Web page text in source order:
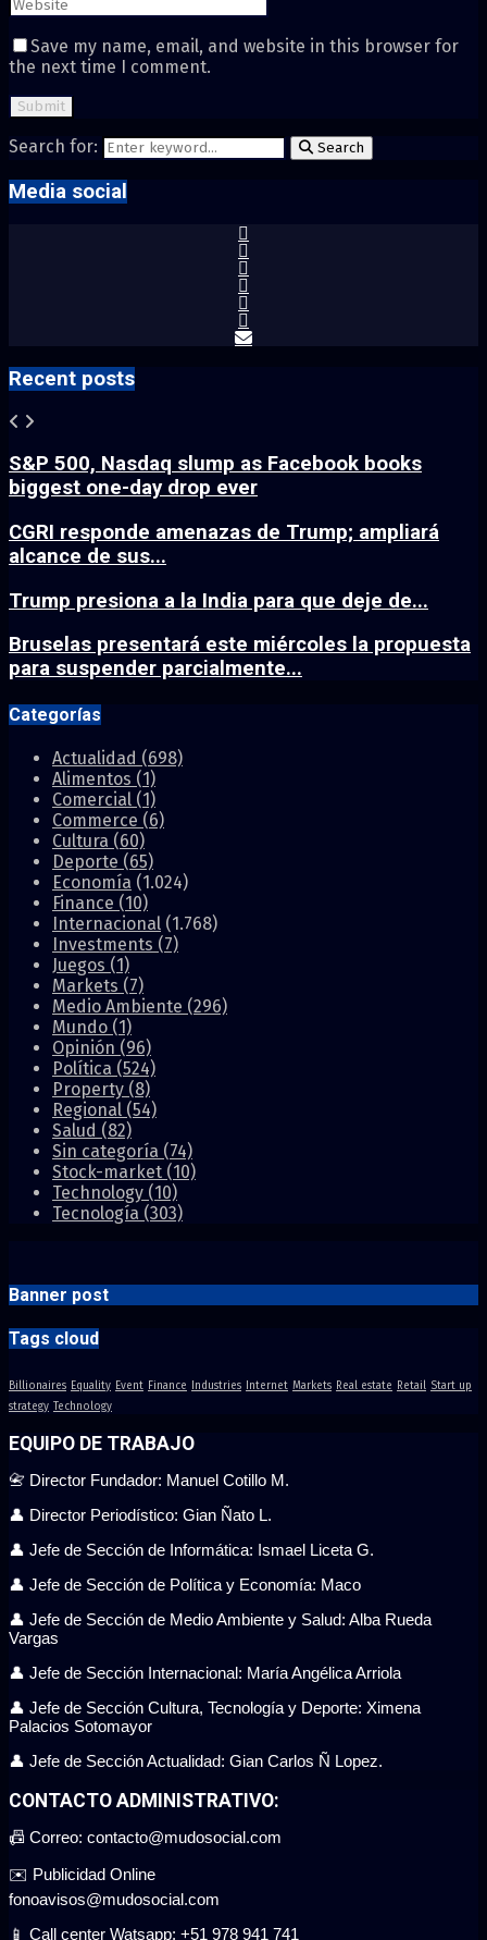
Save my name, email, and website in this browser for
the next time I comment.
Search for: Search
Media social
Recent posts
S&P 500, Nasdaq slump as Facebook books
biggest one-day drop ever
CGRI responde amenazas de Trump; ampliará
alcance de sus...
Trump presiona a la India para que deje de...
Bruselas presentará este miércoles la propuesta
para suspender parcialmente...
Categorías
Actualidad (698)
Alimentos (1)
Comercial (1)
Commerce (6)
Cultura (60)
Deporte (65)
Economía (1.024)
Finance (10)
Internacional (1.768)
Investments (7)
Juegos (1)
Markets (7)
Medio Ambiente (296)
Mundo (1)
Opinión (96)
Política (524)
Property (8)
Regional (54)
Salud (82)
Sin categoría (74)
Stock-market (10)
Technology (10)
Tecnología (303)
Banner post
Tags cloud
Billionaires Equality Event Finance Industries Internet Markets Real estate Retail Start up
strategy Technology
EQUIPO DE TRABAJO
📇 Director Fundador: Manuel Cotillo M.
👤 Director Periodístico: Gian Ñato L.
👤 Jefe de Sección de Informática: Ismael Liceta G.
👤 Jefe de Sección de Política y Economía: Maco
👤 Jefe de Sección de Medio Ambiente y Salud: Alba Rueda
Vargas
👤 Jefe de Sección Internacional: María Angélica Arriola
👤 Jefe de Sección Cultura, Tecnología y Deporte: Ximena
Palacios Sotomayor
👤 Jefe de Sección Actualidad: Gian Carlos Ñ Lopez.
CONTACTO ADMINISTRATIVO:
📠 Correo: contacto@mudosocial.com
✉️ Publicidad Online
fonoavisos@mudosocial.com
📱 Call center Watsapp: +51 978 941 741